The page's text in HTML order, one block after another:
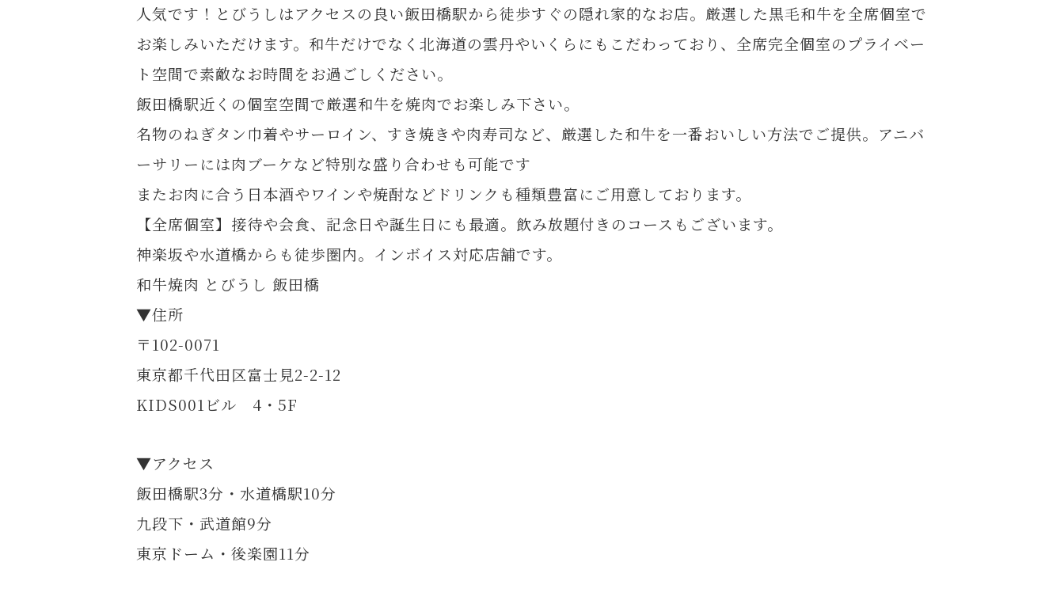
人気です！とびうしはアクセスの良い飯田橋駅から徒歩すぐの隠れ家的なお店。厳選した黒毛和牛を全席個室で
お楽しみいただけます。和牛だけでなく北海道の雲丹やいくらにもこだわっており、全席完全個室のプライベー
ト空間で素敵なお時間をお過ごしください。
飯田橋駅近くの個室空間で厳選和牛を焼肉でお楽しみ下さい。
名物のねぎタン巾着やサーロイン、すき焼きや肉寿司など、厳選した和牛を一番おいしい方法でご提供。アニバ
ーサリーには肉ブーケなど特別な盛り合わせも可能です
またお肉に合う日本酒やワインや焼酎などドリンクも種類豊富にご用意しております。
【全席個室】接待や会食、記念日や誕生日にも最適。飲み放題付きのコースもございます。
神楽坂や水道橋からも徒歩圏内。インボイス対応店舗です。
和牛焼肉 とびうし 飯田橋
▼住所
〒102-0071
東京都千代田区富士見2-2-12
KIDS001ビル 4・5F
▼アクセス
飯田橋駅3分・水道橋駅10分
九段下・武道館9分
東京ドーム・後楽園11分